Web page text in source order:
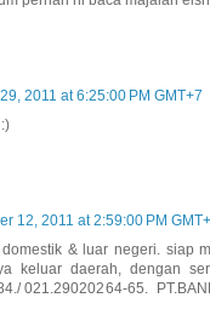
2011 at 6:25:00 PM GMT+7
12, 2011 at 2:59:00 PM
& luar negeri. siap
keluar daerah, dengan
021.29020264-65.